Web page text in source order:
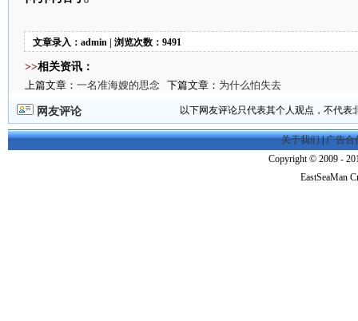
文章录入：admin | 浏览次数：9491
>>相关资讯：
上篇文章： 一名准海嫂的思念 下篇文章： 为什么怕失去
网友评论 以下网友评论只代表其个人观点，不代
关于我们|广告合
Copyright © 2009 -
EastSeaMan